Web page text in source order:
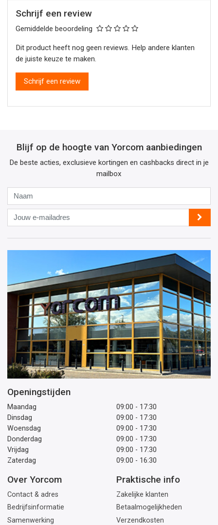
Schrijf een review
Gemiddelde beoordeling
Dit product heeft nog geen reviews. Help andere klanten
de juiste keuze te maken.
Schrijf een review
Blijf op de hoogte van Yorcom aanbiedingen
De beste acties, exclusieve kortingen en cashbacks direct in je
mailbox
Jouw
e-
mailadres
Openingstijden
Maandag
09:00 - 17:30
Dinsdag
09:00 - 17:30
Woensdag
09:00 - 17:30
Donderdag
09:00 - 17:30
Vrijdag
09:00 - 17:30
Zaterdag
09:00 - 16:30
Over Yorcom
Contact & adres
Bedrijfsinformatie
Samenwerking
Praktische info
Zakelijke klanten
Betaalmogelijkheden
Verzendkosten